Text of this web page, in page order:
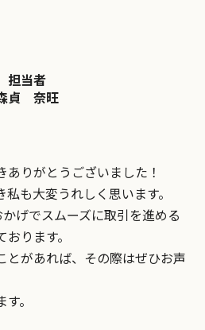
担当者
貞 奈旺
ありがとうございました！
も大変うれしく思います。
げでスムーズに取引を進める
ります。
とがあれば、その際はぜひお声
。